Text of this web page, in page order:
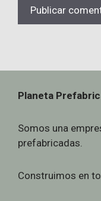
Planeta
Somos una
prefabricadas.
Construimos en